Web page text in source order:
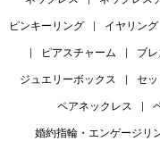
ピンキーリング イヤリング
ピアスチャーム ブレ
ジュエリーボックス セッ
ペアネックレス
婚約指輪・エンゲージリ